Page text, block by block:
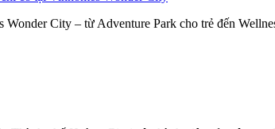
City – từ Adventure Park cho trẻ đến